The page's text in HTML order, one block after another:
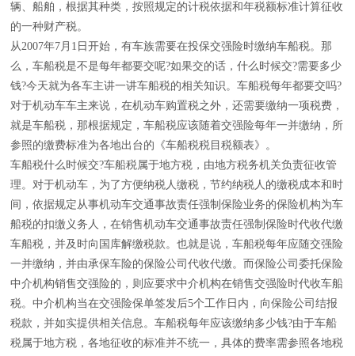
辆、船舶，根据其种类，按照规定的计税依据和年税额标准计算征收
的一种财产税。
从2007年7月1日开始，有车族需要在投保交强险时缴纳车船税。那
么，车船税是不是每年都要交呢?如果交的话，什么时候交?需要多少
钱?今天就为各车主讲一讲车船税的相关知识。车船税每年都要交吗?
对于机动车车主来说，在机动车购置税之外，还需要缴纳一项税费，
就是车船税，那根据规定，车船税应该随着交强险每年一并缴纳，所
参照的缴费标准为各地出台的《车船税税目税额表》。
车船税什么时候交?车船税属于地方税，由地方税务机关负责征收管
理。对于机动车，为了方便纳税人缴税，节约纳税人的缴税成本和时
间，依据规定从事机动车交通事故责任强制保险业务的保险机构为车
船税的扣缴义务人，在销售机动车交通事故责任强制保险时代收代缴
车船税，并及时向国库解缴税款。也就是说，车船税每年应随交强险
一并缴纳，并由承保车险的保险公司代收代缴。而保险公司委托保险
中介机构销售交强险的，则应要求中介机构在销售交强险时代收车船
税。中介机构当在交强险保单签发后5个工作日内，向保险公司结报
税款，并如实提供相关信息。车船税每年应该缴纳多少钱?由于车船
税属于地方税，各地征收的标准并不统一，具体的费率需参照各地税